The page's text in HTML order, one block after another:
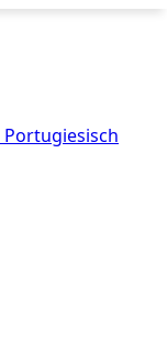
Portugiesisch